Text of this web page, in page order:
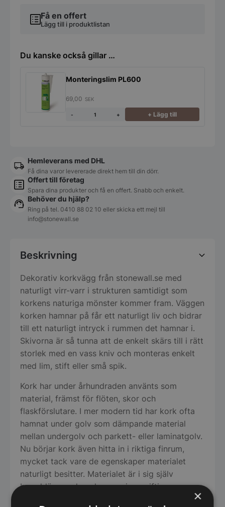
Få en offert
Lägg till i produktlistan
Du kanske också gillar …
Monteringslim PL600
69,00 SEK
- + + Lägg till
Hemleverans med DHL
Få dina varor levererade direkt hem till din dörr.
Offert till företag
Spara dina produkter och få en offert. Snabb och enkelt.
Behöver du hjälp?
Ring på tel. 0410 88 02 10 eller skicka ett mejl till
info@stonewall.se
Beskrivning
Dekorativ korkvägg från stonewall.se med
naturligt virr-varr i strukturen samtidigt som
korkens naturiga mönster kommer fram. Väggen
korken hamnar på får ett naturligt liv och bidrar
till ett naturligt intryck i rummen det hamnar i.
Skivorna är så tunna att de enkelt skärs till i rätt
storlek med en vass kniv och monteras enkelt
med lim, stift eller små spik.
Kork har under århundraden använts som
material, främst för flöten, skor och
flaskförslutare. I mer modern tid har kork ofta
hamnat under golv som dämpande material
mellan undergolv och parkett- eller laminatgolv.
Nu börjar kork även hitta in i riktiga finrum,
mycket tack vare de egenskaper materialet
naturligt besitter. Materialet är i sig själv
branddämpande och avger inga giftiga gaser
när det brinner. Ljud- och vibrationsdämpningen
×